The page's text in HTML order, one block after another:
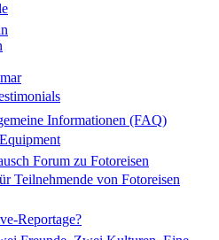
Informationen (FAQ)
Forum zu Fotoreisen
Teilnehmende von Fotoreisen
Reportage?